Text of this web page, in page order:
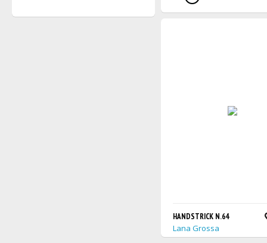
HANDSTRICK N.64
Lana Grossa